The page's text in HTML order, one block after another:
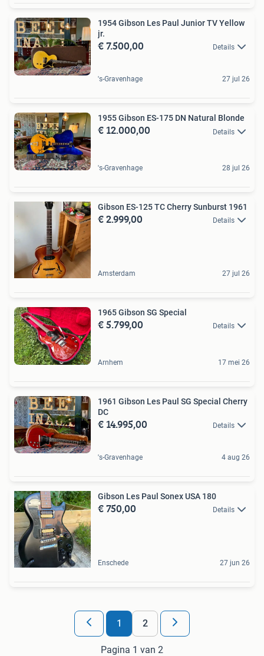
1954 Gibson Les Paul Junior TV Yellow
jr.
€ 7.500,00 Details
's-Gravenhage 27 jul 26
1955 Gibson ES-175 DN Natural Blonde
€ 12.000,00 Details
's-Gravenhage 28 jul 26
Gibson ES-125 TC Cherry Sunburst 1961
€ 2.999,00 Details
Amsterdam 27 jul 26
1965 Gibson SG Special
€ 5.799,00 Details
Arnhem 17 mei 26
1961 Gibson Les Paul SG Special Cherry
DC
€ 14.995,00 Details
's-Gravenhage 4 aug 26
Gibson Les Paul Sonex USA 180
€ 750,00 Details
Enschede 27 jun 26
1 2
Pagina 1 van 2